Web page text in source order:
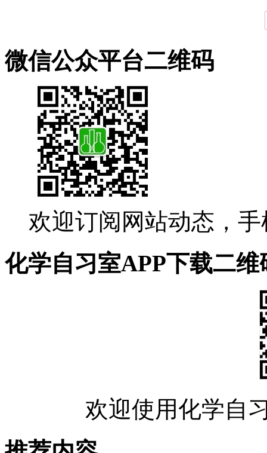
微信公众平台二维码
欢迎订阅网站动态，
化学自习室APP下载二维
欢迎使用化学自